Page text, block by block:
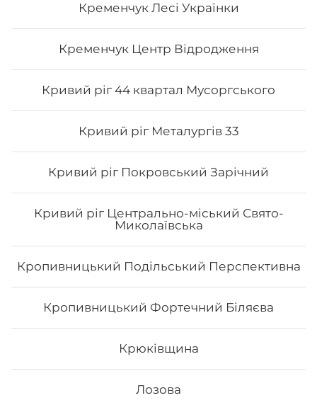
Кременчук Лесі Українки
Кременчук Центр Відродження
Кривий ріг 44 квартал Мусоргського
Кривий ріг Металургів 33
Кривий ріг Покровський Зарічний
Кривий ріг Центрально-міський Свято-
Миколаївська
Кропивницький Подільський Перспективна
Кропивницький Фортечний Біляєва
Крюківщина
Лозова
Вага: 310 г Склад: норі, рис, сир філа, лосось
257
Вага: 310 г Склад: норі, рис, сир філа, х/к